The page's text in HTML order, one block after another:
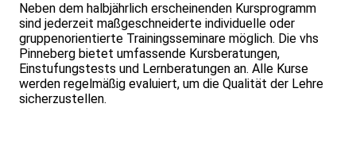
Neben dem halbjährlich erscheinenden Kursprogramm
sind jederzeit maßgeschneiderte individuelle oder
gruppenorientierte Trainingsseminare möglich. Die vhs
Pinneberg bietet umfassende Kursberatungen,
Einstufungstests und Lernberatungen an. Alle Kurse
werden regelmäßig evaluiert, um die Qualität der Lehre
sicherzustellen.